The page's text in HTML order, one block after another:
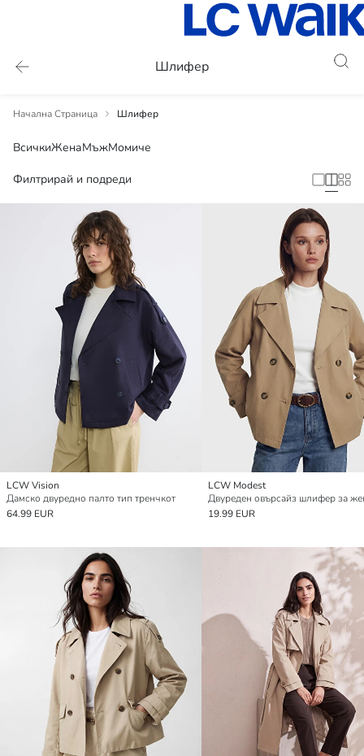
Шлифер
Начална Страница Шлифер
ВсичкиЖенаМъжМомиче
Филтрирай и подреди
LCW Vision
Дамско двуредно палто тип тренчкот
64.99 EUR
LCW Modest
Двуреден овърсайз шлифер за
19.99 EUR